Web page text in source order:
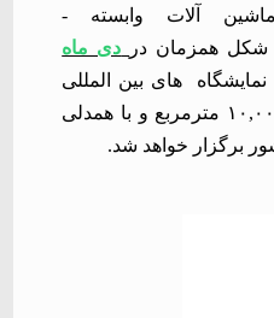
آلات وابسته -
شکل همزمان در
دی ماه
های بین المللی
مترمربع و با همدلی
برگزار خواهد شد.